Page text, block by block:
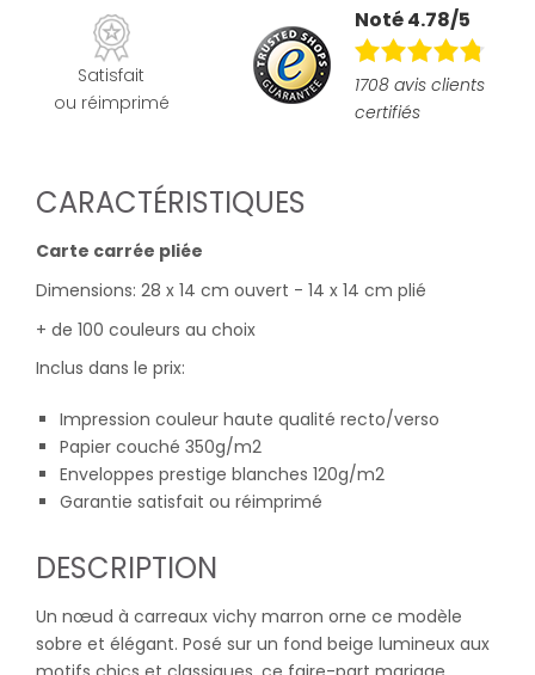
Satisfait
ou réimprimé
Noté 4.78/5
1708 avis clients
certifiés
CARACTÉRISTIQUES
Carte carrée pliée
Dimensions: 28 x 14 cm ouvert - 14 x 14 cm plié
+ de 100 couleurs au choix
Inclus dans le prix:
Impression couleur haute qualité recto/verso
Papier couché 350g/m2
Enveloppes prestige blanches 120g/m2
Garantie satisfait ou réimprimé
DESCRIPTION
Un nœud à carreaux vichy marron orne ce modèle
sobre et élégant. Posé sur un fond beige lumineux aux